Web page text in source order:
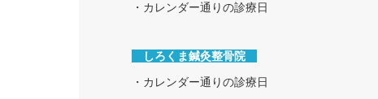
・カレンダー通りの診療日
しろくま鍼灸整骨院
・カレンダー通りの診療日